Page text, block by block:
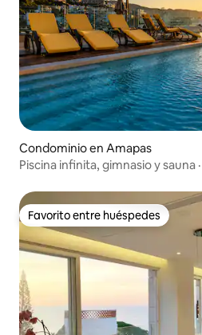
Condominio en Amapas
Piscina infinita, gimnasio y sauna
Favorito entre huéspedes
Favorito entre huéspedes